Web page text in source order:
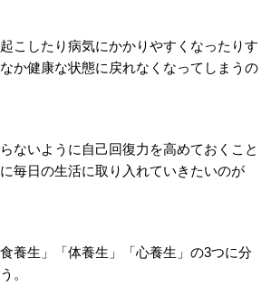
こしたり病気にかかりやすくなったりす
か健康な状態に戻れなくなってしまうの
ないように自己回復力を高めておくこと
毎日の生活に取り入れていきたいのが
養生」「体養生」「心養生」の3つに分
。